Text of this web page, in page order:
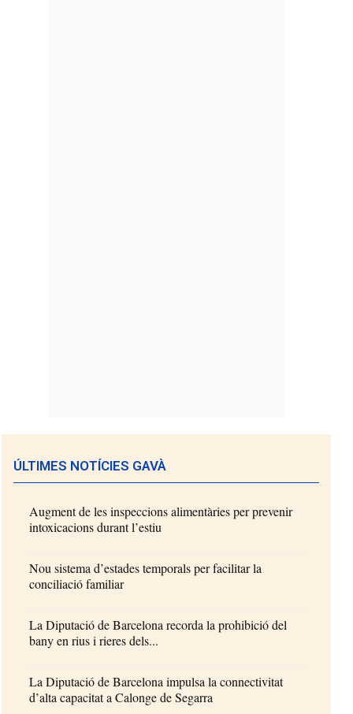
ÚLTIMES NOTÍCIES GAVÀ
Augment de les inspeccions alimentàries per prevenir
intoxicacions durant l’estiu
Nou sistema d’estades temporals per facilitar la
conciliació familiar
La Diputació de Barcelona recorda la prohibició del
bany en rius i rieres dels...
La Diputació de Barcelona impulsa la connectivitat
d’alta capacitat a Calonge de Segarra